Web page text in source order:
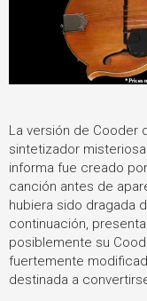
La versión de Cooder
sintetizador
informa fue creado
canción antes de
hubiera sido dragada
continuación,
posiblemente su
fuertemente
destinada a